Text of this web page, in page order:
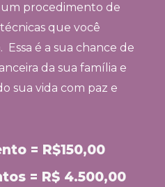
um procedimento de
que você
Essa é a sua chance de
da sua família e
sua vida com paz e
= R$150,00
= R$ 4.500,00